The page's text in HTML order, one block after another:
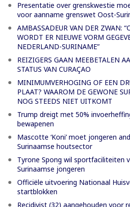
Presentatie over grenskwestie
voor aanname grenswet Oost-
AMBASSADEUR VAN DER ZWAN:
WORDT ER NIEUWE VORM
NEDERLAND-SURINAME”
REIZIGERS GAAN MEEBETALEN
STATUS VAN CURAÇAO
MINIMUMVERHOGING OF EEN
PLAAT? WAAROM DE GEWONE
NOG STEEDS NIET UITKOMT
Trump dreigt met 50%
bewapenen
Mascotte ‘Koni’ moet jongeren
Surinaamse houtsector
Tyrone Spong wil sportfaciliteiten
Surinaamse jongeren
Officiële uitvoering Nationaal
startblokken
Recidivist (32) aangehouden voor